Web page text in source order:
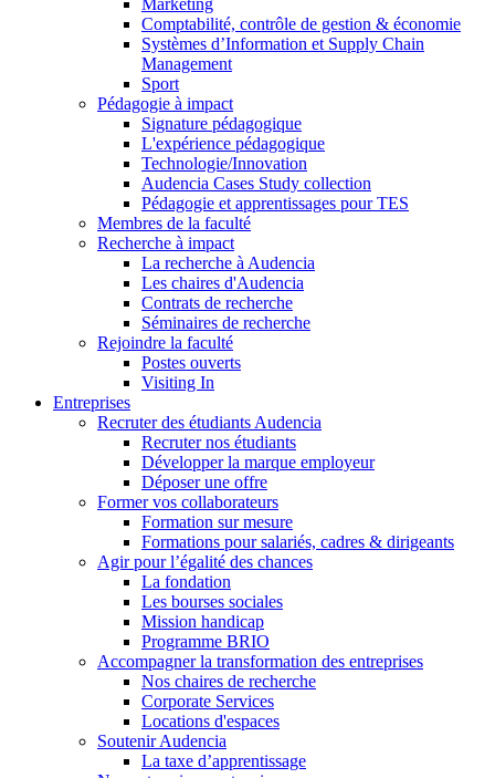
Marketing
Comptabilité, contrôle de gestion & économie
Systèmes d’Information et Supply Chain
Management
Sport
Pédagogie à impact
Signature pédagogique
L'expérience pédagogique
Technologie/Innovation
Audencia Cases Study collection
Pédagogie et apprentissages pour TES
Membres de la faculté
Recherche à impact
La recherche à Audencia
Les chaires d'Audencia
Contrats de recherche
Séminaires de recherche
Rejoindre la faculté
Postes ouverts
Visiting In
Entreprises
Recruter des étudiants Audencia
Recruter nos étudiants
Développer la marque employeur
Déposer une offre
Former vos collaborateurs
Formation sur mesure
Formations pour salariés, cadres & dirigeants
Agir pour l’égalité des chances
La fondation
Les bourses sociales
Mission handicap
Programme BRIO
Accompagner la transformation des entreprises
Nos chaires de recherche
Corporate Services
Locations d'espaces
Soutenir Audencia
La taxe d’apprentissage